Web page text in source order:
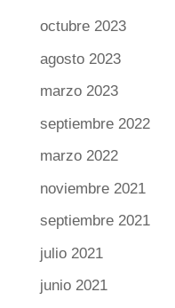
octubre 2023
agosto 2023
marzo 2023
septiembre 2022
marzo 2022
noviembre 2021
septiembre 2021
julio 2021
junio 2021